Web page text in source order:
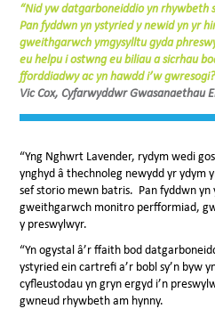
“Nid yw datgarboneiddio yn rhywbeth
Pan fyddwn yn ystyried y newid yn yr
gweithgarwch ymgysylltu gyda
eu helpu i ostwng eu biliau a sicrhau
fforddiadwy ac yn hawdd i’w
Vic Cox, Cyfarwyddwr Gwasanaethau
“Yng Nghwrt Lavender, rydym wedi
ynghyd â thechnoleg newydd yr ydym
sef storio mewn batris. Pan fyddwn yn
gweithgarwch monitro perfformiad,
y preswylwyr.
“Yn ogystal â’r ffaith bod
ystyried ein cartrefi a’r bobl sy’n byw
cyfleustodau yn gryn ergyd i’n
gwneud rhywbeth am hynny.